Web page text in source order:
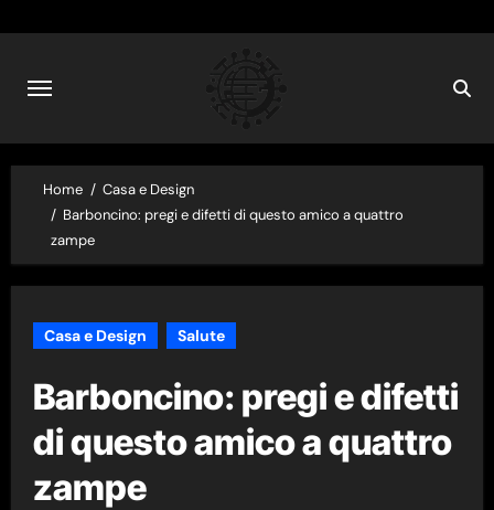
content
Home
Casa e Design
Barboncino: pregi e difetti di questo amico a quattro
zampe
Casa e Design Salute
Barboncino: pregi e difetti
di questo amico a quattro
zampe